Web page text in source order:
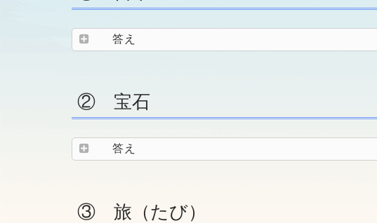
答え
② 宝石
答え
③ 旅（たび）